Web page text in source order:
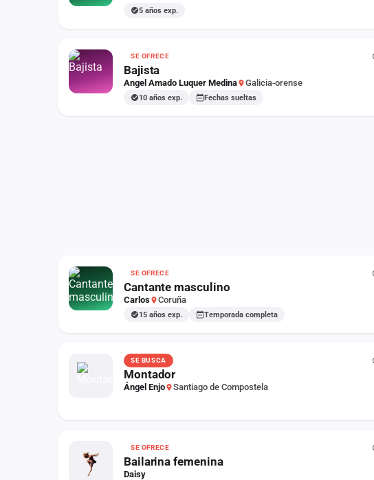
5 años exp.
SE OFRECE
Bajista
Angel Amado Luquer Medina Galicia-orense
10 años exp. Fechas sueltas
SE OFRECE
Cantante masculino
Carlos Coruña
15 años exp. Temporada completa
SE BUSCA
Montador
Ángel Enjo Santiago de Compostela
SE OFRECE
Bailarina femenina
Daisy